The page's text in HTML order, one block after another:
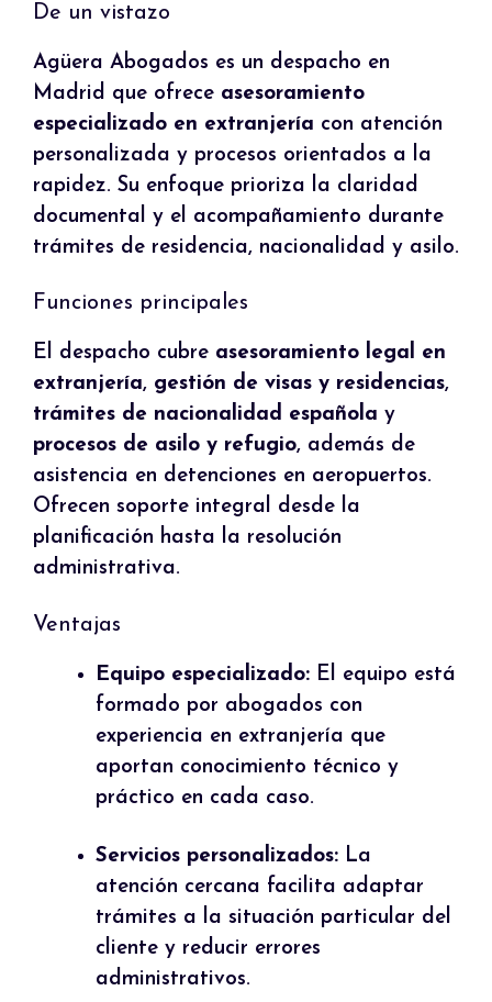
De un vistazo
Agüera Abogados es un despacho en
Madrid que ofrece asesoramiento
especializado en extranjería con atención
personalizada y procesos orientados a la
rapidez. Su enfoque prioriza la claridad
documental y el acompañamiento durante
trámites de residencia, nacionalidad y asilo.
Funciones principales
El despacho cubre asesoramiento legal en
extranjería, gestión de visas y residencias,
trámites de nacionalidad española y
procesos de asilo y refugio, además de
asistencia en detenciones en aeropuertos.
Ofrecen soporte integral desde la
planificación hasta la resolución
administrativa.
Ventajas
Equipo especializado: El equipo está
formado por abogados con
experiencia en extranjería que
aportan conocimiento técnico y
práctico en cada caso.
Servicios personalizados: La
atención cercana facilita adaptar
trámites a la situación particular del
cliente y reducir errores
administrativos.